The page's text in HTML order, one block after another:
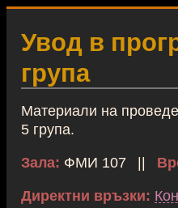
Увод в
група
Материали на
5 група.
Зала: ФМИ 107 ||
Директни връзки: